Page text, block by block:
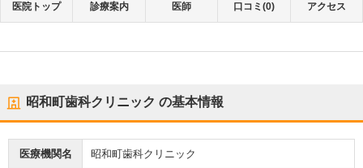
医院トップ 診療案内 医師 口コミ(0) アクセス
昭和町歯科クリニック の基本情報
医療機関名 昭和町歯科クリニック